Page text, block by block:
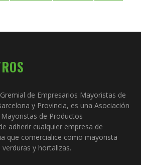
de Empresarios Mayoristas de
y Provincia, es una Asociación
de Productos
adherir cualquier empresa de
que comercialice como mayorista
y hortalizas.